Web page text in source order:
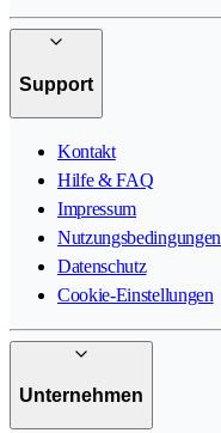
Support
Kontakt
Hilfe & FAQ
Impressum
Nutzungsbedingungen
Datenschutz
Cookie-Einstellungen
Unternehmen